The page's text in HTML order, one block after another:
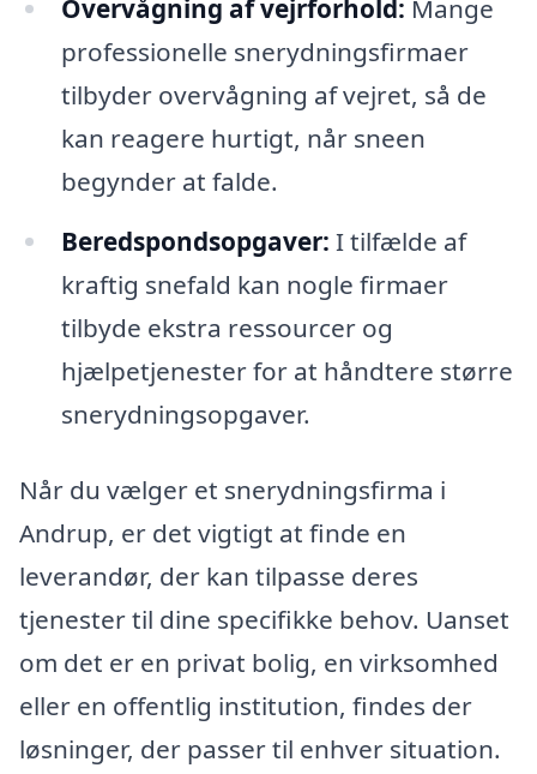
Overvågning af vejrforhold: Mange
professionelle snerydningsfirmaer
tilbyder overvågning af vejret, så de
kan reagere hurtigt, når sneen
begynder at falde.
Beredspondsopgaver: I tilfælde af
kraftig snefald kan nogle firmaer
tilbyde ekstra ressourcer og
hjælpetjenester for at håndtere større
snerydningsopgaver.
Når du vælger et snerydningsfirma i
Andrup, er det vigtigt at finde en
leverandør, der kan tilpasse deres
tjenester til dine specifikke behov. Uanset
om det er en privat bolig, en virksomhed
eller en offentlig institution, findes der
løsninger, der passer til enhver situation.